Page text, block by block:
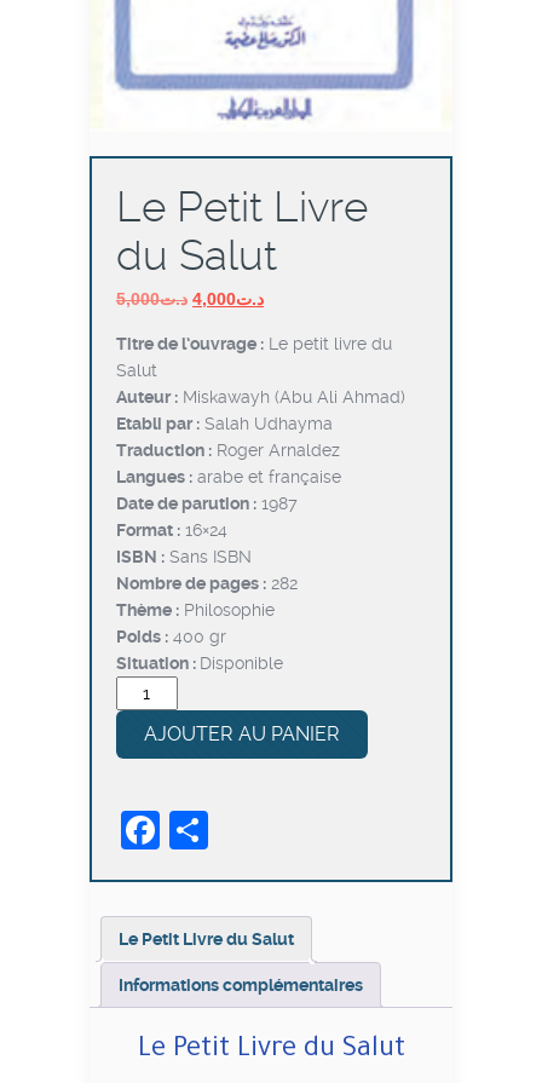
Le Petit Livre
du Salut
د.ت5,000
Le
initial
د.ت4,000
Le
actuel
د.ت4,000.
Titre de l’ouvrage : Le petit livre du
Salut
Auteur : Miskawayh (Abu Ali Ahmad)
Etabli par : Salah Udhayma
Traduction : Roger Arnaldez
Langues : arabe et française
Date de parution : 1987
Format : 16×24
ISBN : Sans ISBN
Nombre de pages : 282
Thème : Philosophie
Poids : 400 gr
Situation : Disponible
quantité
de
du
Salut
AJOUTER AU PANIER
Facebook
Le Petit Livre du Salut
Informations complémentaires
Le Petit Livre du Salut